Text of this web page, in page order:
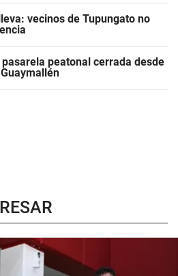
vecinos de Tupungato no
peatonal cerrada desde